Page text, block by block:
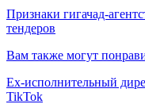
Признаки гигачад-
тендеров
Вам также могут
Ex-исполнительный
TikTok